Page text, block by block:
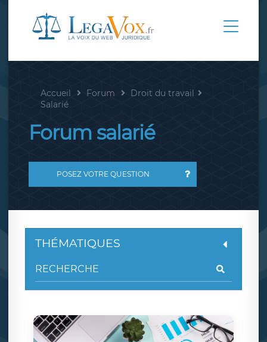
Accueil Forum
Droit du travail
Salarié
Forum salarié
POSEZ VOTRE QUESTION
THÉMATIQUES